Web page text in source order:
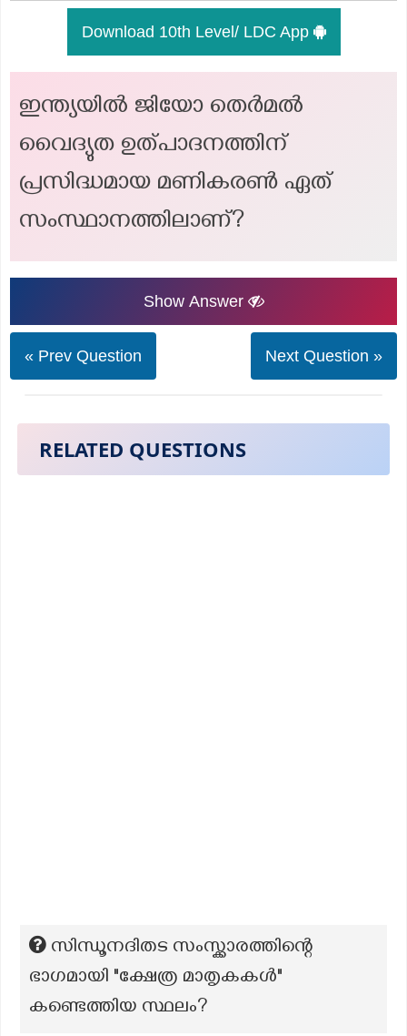
Download 10th Level/ LDC App
ഇന്ത്യയിൽ ജിയോ തെർമൽ
വൈദ്യുത ഉത്പാദനത്തിന്
പ്രസിദ്ധമായ മണികരൺ ഏത്
സംസ്ഥാനത്തിലാണ്?
Show Answer
« Prev Question Next Question »
RELATED QUESTIONS
സിന്ധൂനദിതട സംസ്ക്കാരത്തിന്റെ
ഭാഗമായി "ക്ഷേത്ര മാതൃകകൾ"
കണ്ടെത്തിയ സ്ഥലം?